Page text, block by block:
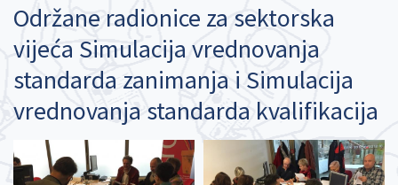
Održane radionice za sektorska
vijeća Simulacija vrednovanja
standarda zanimanja i Simulacija
vrednovanja standarda kvalifikacija